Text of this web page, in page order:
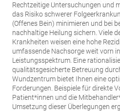
Rechtzeitige Untersuchungen und
das Risiko schwerer
(Offenes Bein) minimieren und bei
nachhaltige Heilung sichern. Viele
Krankheiten weisen eine hohe
umfassende Nachsorge weit vorn
Leistungsspektrum. Eine
qualitätsgesicherte Betreuung
Wundzentrum bietet Ihnen eine
Forderungen. Beispiele für direkte
Patient*innen und die
Umsetzung dieser Überlegungen